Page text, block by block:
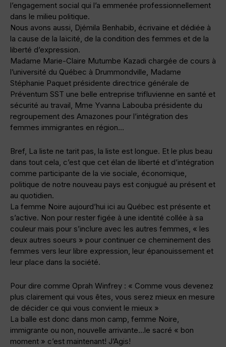
l’engagement social qui l’a emmenée professionnellement
dans le milieu politique.
Nous avons aussi, Djémila Benhabib, écrivaine et dédiée à
la cause de la laïcité, de la condition des femmes et de la
liberté d’expression.
Madame Marie-Claire Mutumbe Kazadi chargée de cours à
l’université du Québec à Drummondville, Madame
Stéphanie Paquet présidente directrice générale de
Préventum SST une belle entreprise trifluvienne en santé et
sécurité au travail, Mme Yvanna Labouba présidente du
regroupement des Amazones pour l’intégration des
femmes immigrantes en région…
Bref, La liste ne tarit pas, la liste est longue. Et le plus beau
dans tout cela, c’est que cet élan de liberté et d’intégration
comme participante de la vie sociale, économique,
politique de notre nouveau pays est conjugué au présent et
au quotidien.
La femme Noire aujourd’hui ici au Québec est présente et
s’active. Non pour rester figée à une identité collée à sa
couleur mais pour s’inclure avec les autres femmes, « les
deux autres soeurs » pour continuer ce cheminement des
femmes vers leur libre expression, leur épanouissement et
leur place dans la société.
Pour dire comme Oprah Winfrey : « Comme vous devenez
plus clairement qui vous êtes, vous serez mieux en mesure
de décider ce qui vous convient le mieux »
La balle est donc dans mon camp, femme Noire,
immigrante ou non, nouvelle arrivante…le sacré « bon
moment » c’est maintenant! J’Agis!